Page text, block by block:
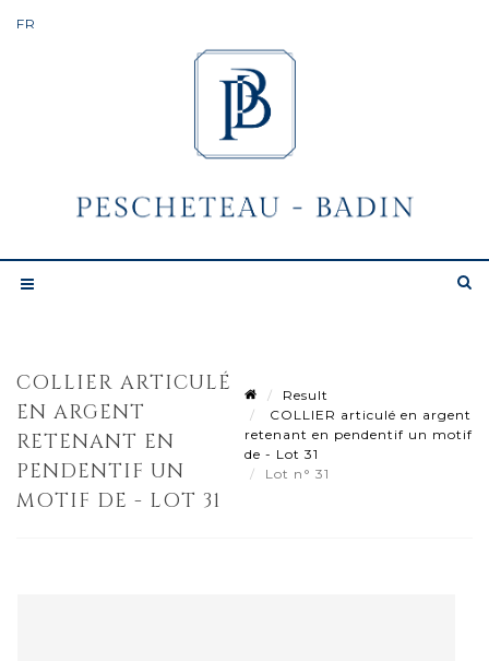
COLLIER ARTICULÉ
EN ARGENT
RETENANT EN
PENDENTIF UN
MOTIF DE - LOT 31
Result
COLLIER articulé en argent
retenant en pendentif un motif
de - Lot 31
Lot n° 31